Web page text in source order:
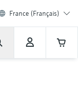
France (Français)